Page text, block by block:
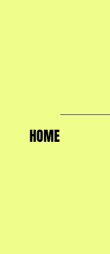
HOME